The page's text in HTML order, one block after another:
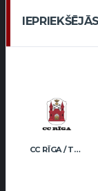
CC RĪGA / TRUKŠĀNS